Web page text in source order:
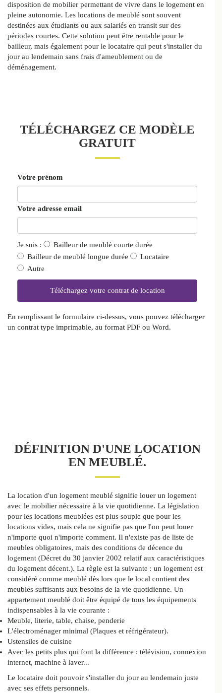
disposition de mobilier permettant de vivre dans le logement en
pleine autonomie. Les locations de meublé sont souvent
destinées aux étudiants ou aux salariés en transit sur des
périodes courtes. Cette solution peut être rentable pour le
bailleur, mais également pour le locataire qui peut s'installer du
jour au lendemain sans frais d'ameublement ou de
déménagement.
TÉLÉCHARGEZ CE MODÈLE
GRATUIT
Votre prénom
Votre adresse email
Je suis :
Bailleur de meublé courte durée
Bailleur de meublé longue durée
Locataire
Autre
En remplissant le formulaire ci-dessus, vous pouvez télécharger
un contrat type imprimable, au format PDF ou Word.
DÉFINITION D'UNE LOCATION
EN MEUBLÉ.
La location d'un logement meublé signifie louer un logement
avec le mobilier nécessaire à la vie quotidienne. La législation
pour les locations meublées est plus souple que pour les
locations vides, mais cela ne signifie pas que l'on peut louer
n'importe quoi n'importe comment. Il n'existe pas de liste de
meubles obligatoires, mais des conditions de décence du
logement (Décret du 30 janvier 2002 relatif aux caractéristiques
du logement décent.). La règle est la suivante : un logement est
considéré comme meublé dès lors que le local contient des
meubles suffisants aux besoins de la vie quotidienne. Un
appartement meublé doit être équipé de tous les équipements
indispensables à la vie courante :
Meuble, literie, table, chaise, penderie
L'électroménager minimal (Plaques et réfrigérateur).
Ustensiles de cuisine
Avec les petits plus qui font la différence : télévision, connexion
internet, machine à laver...
Le locataire doit pouvoir s'installer du jour au lendemain juste
avec ses effets personnels.